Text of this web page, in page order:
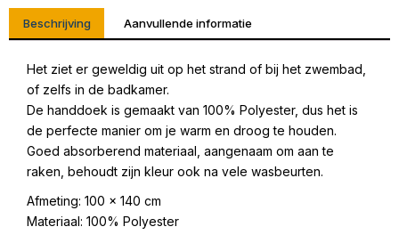
Beschrijving Aanvullende informatie
Het ziet er geweldig uit op het strand of bij het zwembad,
of zelfs in de badkamer.
De handdoek is gemaakt van 100% Polyester, dus het is
de perfecte manier om je warm en droog te houden.
Goed absorberend materiaal, aangenaam om aan te
raken, behoudt zijn kleur ook na vele wasbeurten.
Afmeting: 100 x 140 cm
Materiaal: 100% Polyester